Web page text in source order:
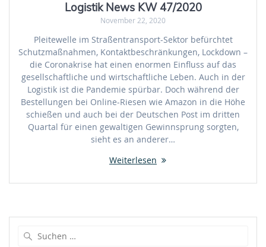
Logistik News KW 47/2020
November 22, 2020
Pleitewelle im Straßentransport-Sektor befürchtet
Schutzmaßnahmen, Kontaktbeschränkungen, Lockdown –
die Coronakrise hat einen enormen Einfluss auf das
gesellschaftliche und wirtschaftliche Leben. Auch in der
Logistik ist die Pandemie spürbar. Doch während der
Bestellungen bei Online-Riesen wie Amazon in die Höhe
schießen und auch bei der Deutschen Post im dritten
Quartal für einen gewaltigen Gewinnsprung sorgten,
sieht es an anderer…
Weiterlesen